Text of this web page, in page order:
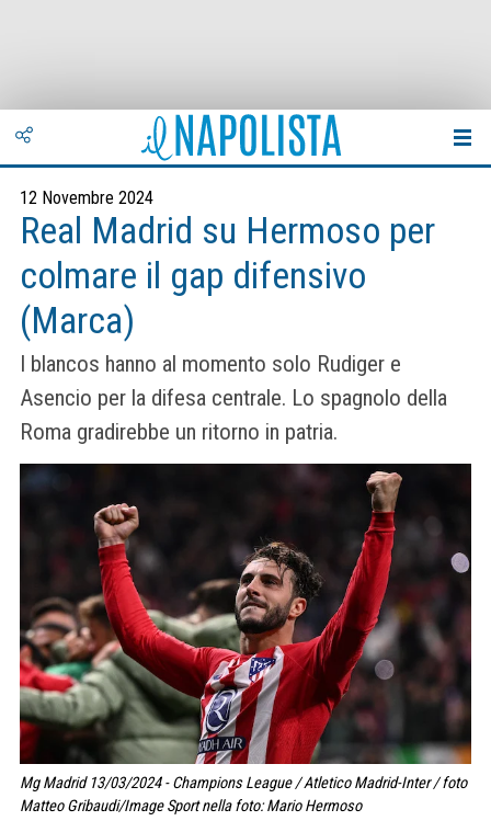
12 Novembre 2024
Real Madrid su Hermoso per
colmare il gap difensivo
(Marca)
I blancos hanno al momento solo Rudiger e
Asencio per la difesa centrale. Lo spagnolo della
Roma gradirebbe un ritorno in patria.
Mg Madrid 13/03/2024 - Champions League / Atletico Madrid-Inter / foto
Matteo Gribaudi/Image Sport nella foto: Mario Hermoso